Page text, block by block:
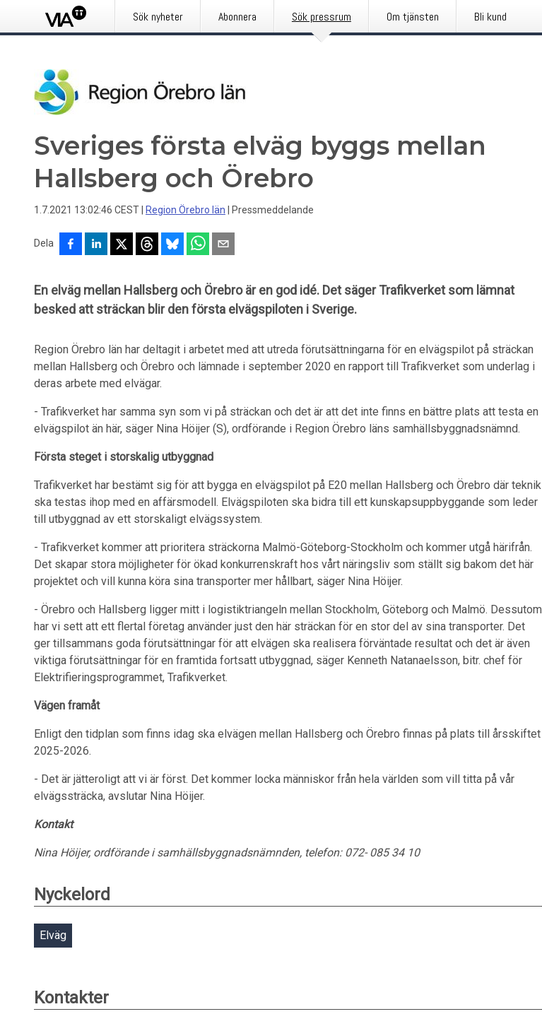
Sök nyheter Abonnera Sök pressrum Om tjänsten Bli kund
Sveriges första elväg byggs mellan
Hallsberg och Örebro
1.7.2021 13:02:46 CEST Region Örebro län Pressmeddelande
Dela
En elväg mellan Hallsberg och Örebro är en god idé. Det säger Trafikverket som lämnat
besked att sträckan blir den första elvägspiloten i Sverige.
Region Örebro län har deltagit i arbetet med att utreda förutsättningarna för en elvägspilot på sträckan
mellan Hallsberg och Örebro och lämnade i september 2020 en rapport till Trafikverket som underlag i
deras arbete med elvägar.
- Trafikverket har samma syn som vi på sträckan och det är att det inte finns en bättre plats att testa en
elvägspilot än här, säger Nina Höijer (S), ordförande i Region Örebro läns samhällsbyggnadsnämnd.
Första steget i storskalig utbyggnad
Trafikverket har bestämt sig för att bygga en elvägspilot på E20 mellan Hallsberg och Örebro där teknik
ska testas ihop med en affärsmodell. Elvägspiloten ska bidra till ett kunskapsuppbyggande som leder
till utbyggnad av ett storskaligt elvägssystem.
- Trafikverket kommer att prioritera sträckorna Malmö-Göteborg-Stockholm och kommer utgå härifrån.
Det skapar stora möjligheter för ökad konkurrenskraft hos vårt näringsliv som ställt sig bakom det här
projektet och vill kunna köra sina transporter mer hållbart, säger Nina Höijer.
- Örebro och Hallsberg ligger mitt i logistiktriangeln mellan Stockholm, Göteborg och Malmö. Dessutom
har vi sett att ett flertal företag använder just den här sträckan för en stor del av sina transporter. Det
ger tillsammans goda förutsättningar för att elvägen ska realisera förväntade resultat och det är även
viktiga förutsättningar för en framtida fortsatt utbyggnad, säger Kenneth Natanaelsson, bitr. chef för
Elektrifieringsprogrammet, Trafikverket.
Vägen framåt
Enligt den tidplan som finns idag ska elvägen mellan Hallsberg och Örebro finnas på plats till årsskiftet
2025-2026.
- Det är jätteroligt att vi är först. Det kommer locka människor från hela världen som vill titta på vår
elvägssträcka, avslutar Nina Höijer.
Kontakt
Nina Höijer, ordförande i samhällsbyggnadsnämnden, telefon: 072- 085 34 10
Nyckelord
Elväg
Kontakter